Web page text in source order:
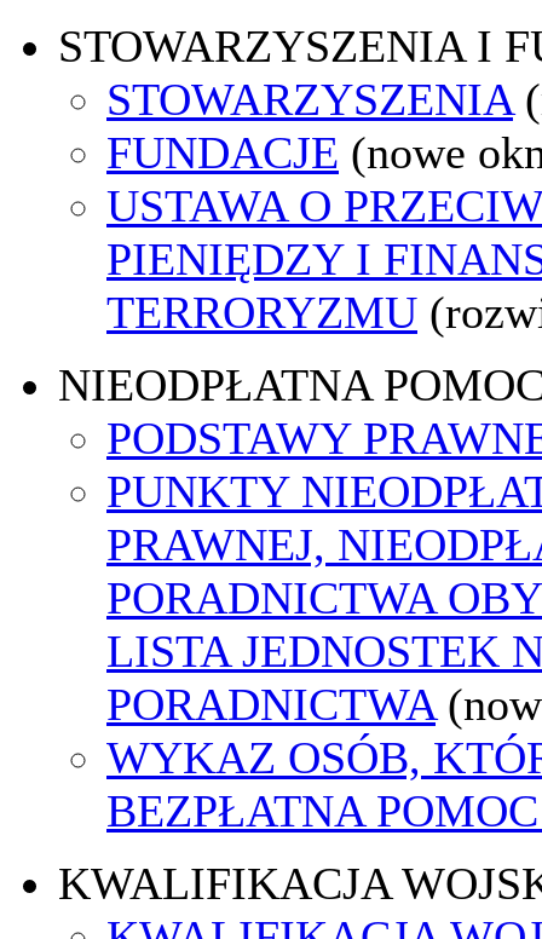
STOWARZYSZENIA I
STOWARZYSZENIA
FUNDACJE (nowe
USTAWA O
PIENIĘDZY I
TERRORYZMU
NIEODPŁATNA
PODSTAWY
PUNKTY
PRAWNEJ,
PORADNICTWA
LISTA JEDNOSTEK
PORADNICTWA
WYKAZ OSÓB,
BEZPŁATNA
KWALIFIKACJA